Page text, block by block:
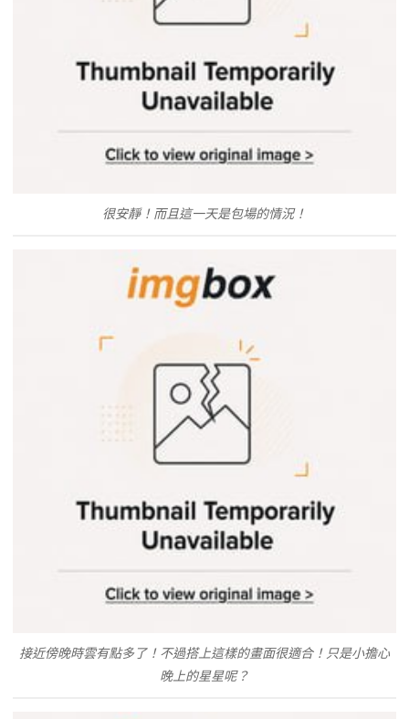
很安靜！而且這一天是包場的情況！
接近傍晚時雲有點多了！不過搭上這樣的畫面很適合！只是小擔心
晚上的星星呢？